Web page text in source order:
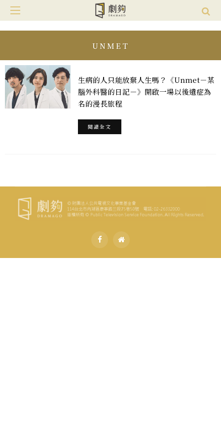
UNMET
生病的人只能放棄人生嗎？《Unmet－某
腦外科醫的日記－》開啟一場以後遺症為
名的漫長旅程
閱讀全文